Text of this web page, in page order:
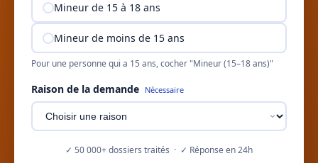
Mineur de 15 à 18 ans
Mineur de moins de 15 ans
Pour une personne qui a 15 ans, cocher "Mineur (15–18 ans)"
Raison de la demande Nécessaire
✓ 50 000+ dossiers traités · ✓ Réponse en 24h